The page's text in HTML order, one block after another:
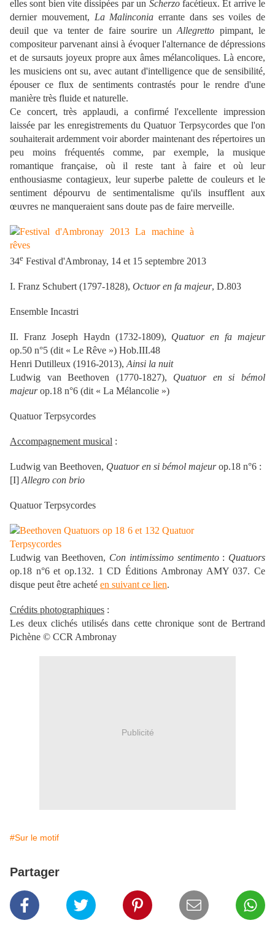
elles sont bien vite dissipées par un Scherzofacétieux. Et arrive le
dernier mouvement, La Malinconia errante dans ses voiles de
deuil que va tenter de faire sourire unAllegretto pimpant, le
compositeur parvenant ainsi à évoquer l'alternance de dépressions
et de sursauts joyeux propre aux âmes mélancoliques. Là encore,
les musiciens ont su, avec autant d'intelligence que de sensibilité,
épouser ce flux de sentiments contrastés pour le rendre d'une
manière très fluide et naturelle.
Ce concert, très applaudi, a confirmé l'excellente impression
laissée par les enregistrements du Quatuor Terpsycordes que l'on
souhaiterait ardemment voir aborder maintenant des répertoires un
peu moins fréquentés comme, par exemple, la musique
romantique française, où il reste tant à faire et où leur
enthousiasme contagieux, leur superbe palette de couleurs et le
sentiment dépourvu de sentimentalisme qu'ils insufflent aux
œuvres ne manqueraient sans doute pas de faire merveille.
34e Festival d'Ambronay, 14 et 15 septembre 2013
I. Franz Schubert (1797-1828), Octuor en fa majeur, D.803
Ensemble Incastri
II. Franz Joseph Haydn (1732-1809), Quatuor en fa majeur
op.50 n°5 (dit « Le Rêve ») Hob.III.48
Henri Dutilleux (1916-2013), Ainsi la nuit
Ludwig van Beethoven (1770-1827), Quatuor en si bémol
majeurop.18 n°6 (dit « La Mélancolie »)
Quatuor Terpsycordes
Accompagnement musical :
Ludwig van Beethoven, Quatuor en si bémol majeurop.18 n°6 :
[I] Allegro con brio
Quatuor Terpsycordes
Ludwig van Beethoven, Con intimissimo sentimento: Quatuors
op.18 n°6 et op.132. 1 CD Éditions Ambronay AMY 037. Ce
disque peut être acheté en suivant ce lien.
Crédits photographiques :
Les deux clichés utilisés dans cette chronique sont de Bertrand
Pichène © CCR Ambronay
Publicité
#Sur le motif
Partager